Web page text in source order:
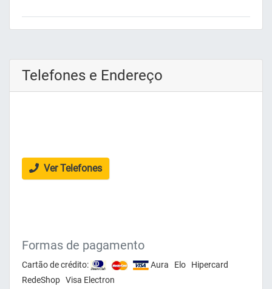
Telefones e Endereço
Ver Telefones
Formas de pagamento
Cartão de crédito:
Aura Elo Hipercard
RedeShop Visa Electron